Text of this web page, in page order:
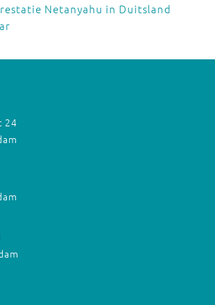
Netanyahu in Duitsland
24